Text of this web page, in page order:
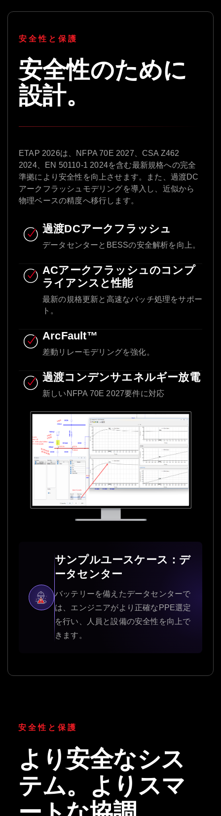
サンプルユースケース：デ
ータセンター
バッテリーを備えたデータセンターで
は、エンジニアがより正確なPPE選定
を行い、人員と設備の安全性を向上で
きます。
安全性と保護
安全性のために
設計。
ETAP 2026は、NFPA 70E 2027、CSA Z462
2024、EN 50110-1 2024を含む最新規格への完全
準拠により安全性を向上させます。また、過渡DC
アークフラッシュモデリングを導入し、近似から
物理ベースの精度へ移行します。
過渡DCアークフラッシュ
データセンターとBESSの安全解析を向上。
ACアークフラッシュのコンプ
ライアンスと性能
最新の規格更新と高速なバッチ処理をサポー
ト。
ArcFault™
差動リレーモデリングを強化。
過渡コンデンサエネルギー放電
新しいNFPA 70E 2027要件に対応
安全性と保護
より安全なシス
テム。よりスマ